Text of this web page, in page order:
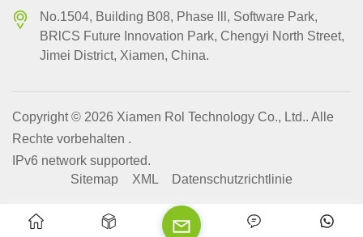
No.1504, Building B08, Phase lll, Software Park,
BRlCS Future Innovation Park, Chengyi North Street,
Jimei District, Xiamen, China.
Copyright © 2026 Xiamen Rol Technology Co., Ltd.. Alle
Rechte vorbehalten .
IPv6 network supported.
Sitemap
XML Datenschutzrichtlinie